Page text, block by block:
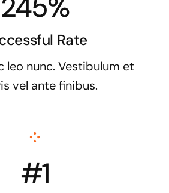
Rate
leo nunc. Vestibulum et
vel ante finibus.
#1